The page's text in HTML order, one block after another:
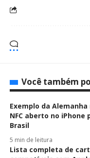
Você também
Exemplo da
NFC aberto no iPhone
Brasil
5 min de leitura
Lista completa de